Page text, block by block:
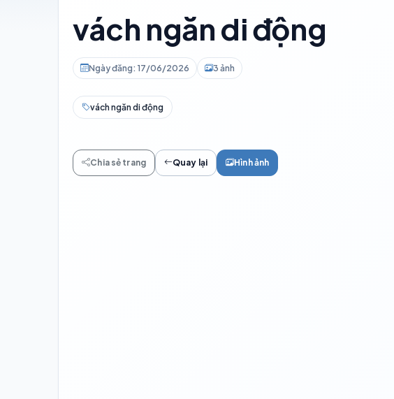
vách ngăn di động
Ngày đăng: 17/06/2026 3 ảnh
vách ngăn di động
Chia sẻ trang Quay lại Hình ảnh